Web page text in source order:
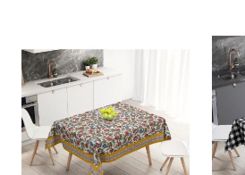
Tüm Ürünler